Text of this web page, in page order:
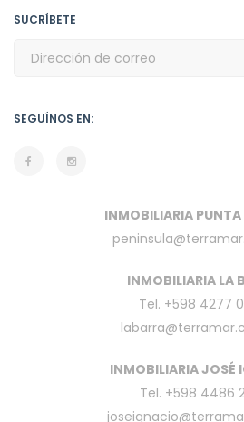
SUCRÍBETE
SEGUÍNOS EN:
INMOBILIARIA PUNTA
INMOBILIARIA LA
Tel. +598 4277
INMOBILIARIA JOSÉ
Tel. +598 4486